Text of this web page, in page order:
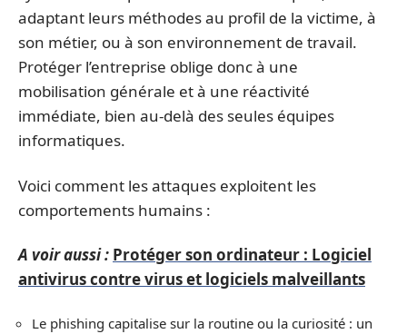
adaptant leurs méthodes au profil de la victime, à
son métier, ou à son environnement de travail.
Protéger l’entreprise oblige donc à une
mobilisation générale et à une réactivité
immédiate, bien au-delà des seules équipes
informatiques.
Voici comment les attaques exploitent les
comportements humains :
A voir aussi : Protéger son ordinateur : Logiciel
antivirus contre virus et logiciels malveillants
Le phishing capitalise sur la routine ou la curiosité : un